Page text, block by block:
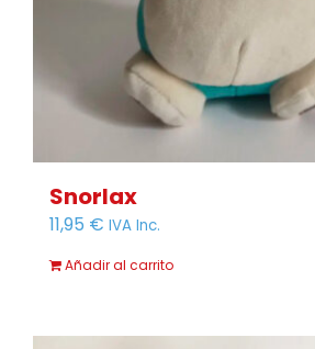
Snorlax
11,95 € IVA Inc.
Añadir al carrito